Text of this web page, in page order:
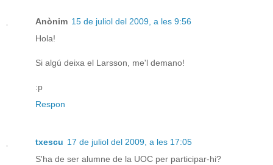
Anònim 15 de juliol del 2009, a les 9:56
Hola!
Si algú deixa el Larsson, me'l demano!
:p
Respon
txescu 17 de juliol del 2009, a les 17:05
S'ha de ser alumne de la UOC per participar-hi?